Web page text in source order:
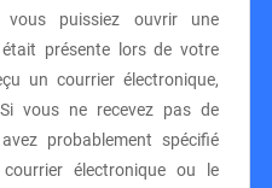
vous puissiez ouvrir une
présente lors de votre
un courrier électronique,
vous ne recevez pas de
probablement spécifié
électronique ou le